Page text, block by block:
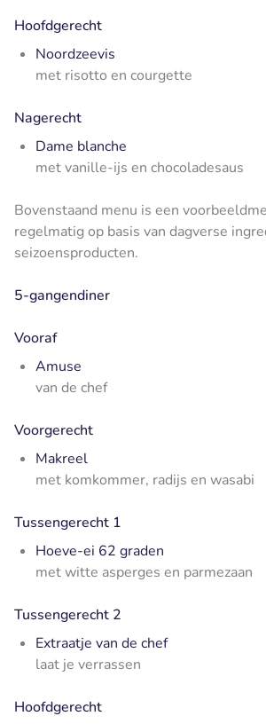
Hoofdgerecht
Noordzeevis
met risotto en courgette
Nagerecht
Dame blanche
met vanille-ijs en chocoladesaus
Bovenstaand menu is een
regelmatig op basis van dagverse
seizoensproducten.
5-gangendiner
Vooraf
Amuse
van de chef
Voorgerecht
Makreel
met komkommer, radijs en wasabi
Tussengerecht 1
Hoeve-ei 62 graden
met witte asperges en parmezaan
Tussengerecht 2
Extraatje van de chef
laat je verrassen
Hoofdgerecht